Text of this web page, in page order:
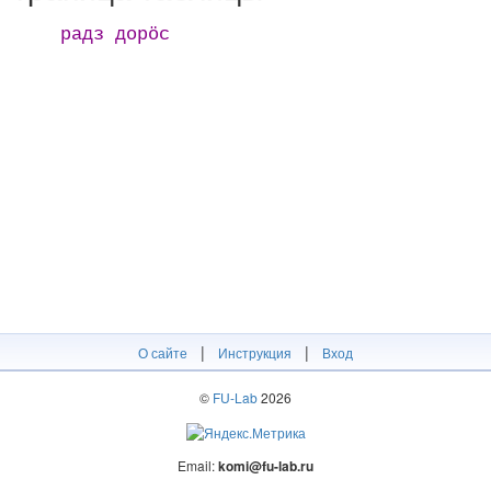
радз дорӧс
О сайте | Инструкция | Вход
© FU-Lab2026
Email:komi@fu-lab.ru